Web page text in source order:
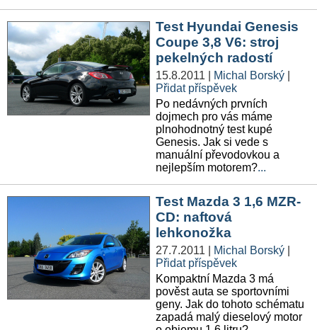
Test Hyundai Genesis
Coupe 3,8 V6: stroj
pekelných radostí
15.8.2011 Michal Borský
Přidat příspěvek
Po nedávných prvních
dojmech pro vás máme
plnohodnotný test kupé
Genesis. Jak si vede s
manuální převodovkou a
nejlepším motorem?...
Test Mazda 3 1,6 MZR-
CD: naftová
lehkonožka
27.7.2011 Michal Borský
Přidat příspěvek
Kompaktní Mazda 3 má
pověst auta se sportovními
geny. Jak do tohoto schématu
zapadá malý dieselový motor